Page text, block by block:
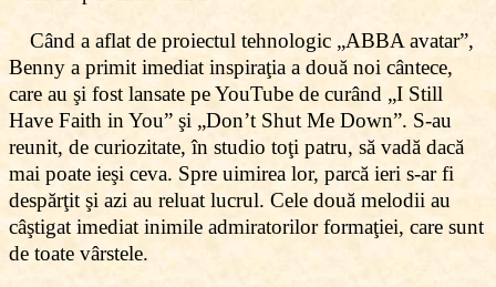
Când a aflat de proiectul tehnologic „ABBA avatar”,
Benny a primit imediat inspiraţia a două noi cântece,
care au şi fost lansate pe YouTube de curând „I Still
Have Faith in You” şi „Don’t Shut Me Down”. S-au
reunit, de curiozitate, în studio toţi patru, să vadă dacă
mai poate ieşi ceva. Spre uimirea lor, parcă ieri s-ar fi
despărţit şi azi au reluat lucrul. Cele două melodii au
câştigat imediat inimile admiratorilor formaţiei, care sunt
de toate vârstele.